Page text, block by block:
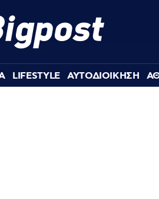
LIFESTYLE ΑΥΤΟΔΙΟΙΚΗΣΗ